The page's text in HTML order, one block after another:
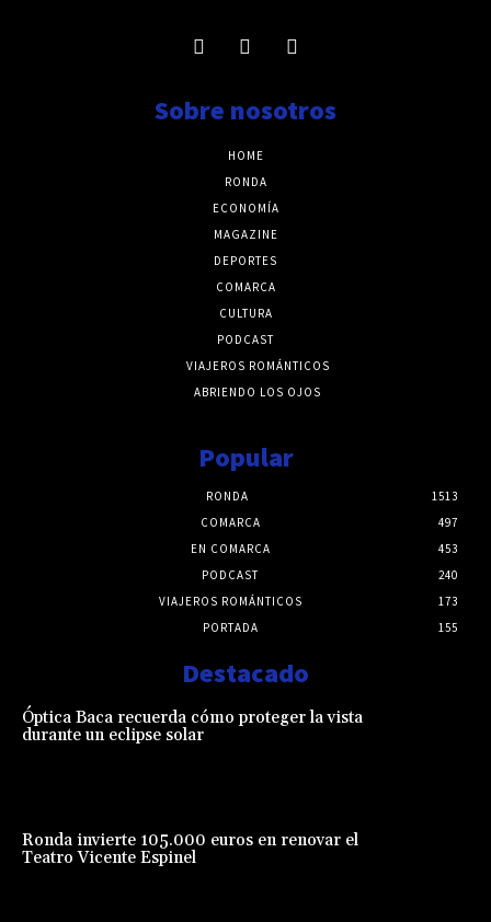
Sobre nosotros
HOME
RONDA
ECONOMÍA
MAGAZINE
DEPORTES
COMARCA
CULTURA
PODCAST
VIAJEROS ROMÁNTICOS
ABRIENDO LOS OJOS
Popular
RONDA
1513
COMARCA
497
EN COMARCA
453
PODCAST
240
VIAJEROS ROMÁNTICOS
173
PORTADA
155
Destacado
Óptica Baca recuerda cómo proteger la vista
durante un eclipse solar
Ronda invierte 105.000 euros en renovar el
Teatro Vicente Espinel